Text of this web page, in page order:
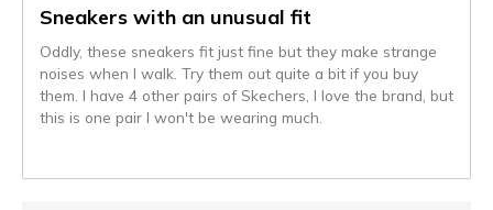
gemigreerd
de
niejee
page_id.
de
Sneakers with an unusual fit
Oddly, these sneakers fit just fine but they make strange
noises when I walk. Try them out quite a bit if you buy
them. I have 4 other pairs of Skechers, I love the brand, but
this is one pair I won't be wearing much.